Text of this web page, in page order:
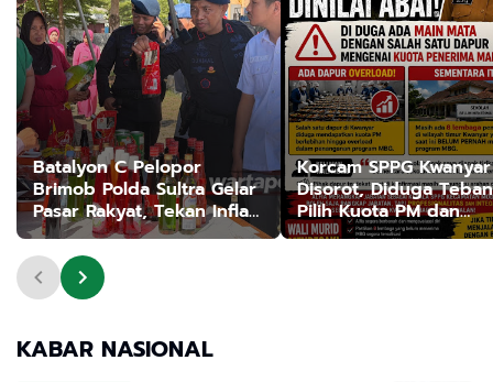
Batalyon C Pelopor
Brimob Polda Sultra Gelar
Pasar Rakyat, Tekan Inflasi
di Kolaka
Korcam SPPG Kwanyar
Disorot, Diduga
Pilih Kuota PM dan
Abaikan Sejumlah
KABAR NASIONAL